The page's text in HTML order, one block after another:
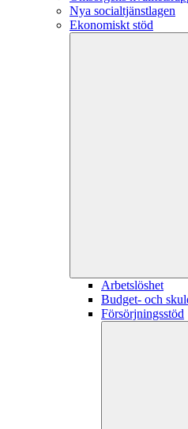
Nya socialtjänstlagen
Ekonomiskt stöd
Arbetslöshet
Budget- och
Försörjningsstöd